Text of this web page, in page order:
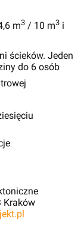
m3 / 10 m3 i
ścieków. Jeden
do 6 osób
Kraków